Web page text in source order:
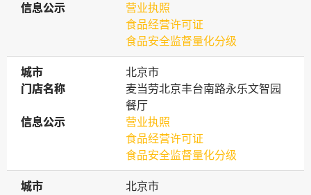
信息公示
信息公示
营业执照
食品经营许可证
食品安全监督量化分级
城市
城市
北京市
门店名称
门店名称
麦当劳北京丰台南路永乐文智园
餐厅
信息公示
信息公示
营业执照
食品经营许可证
食品安全监督量化分级
城市
城市
北京市